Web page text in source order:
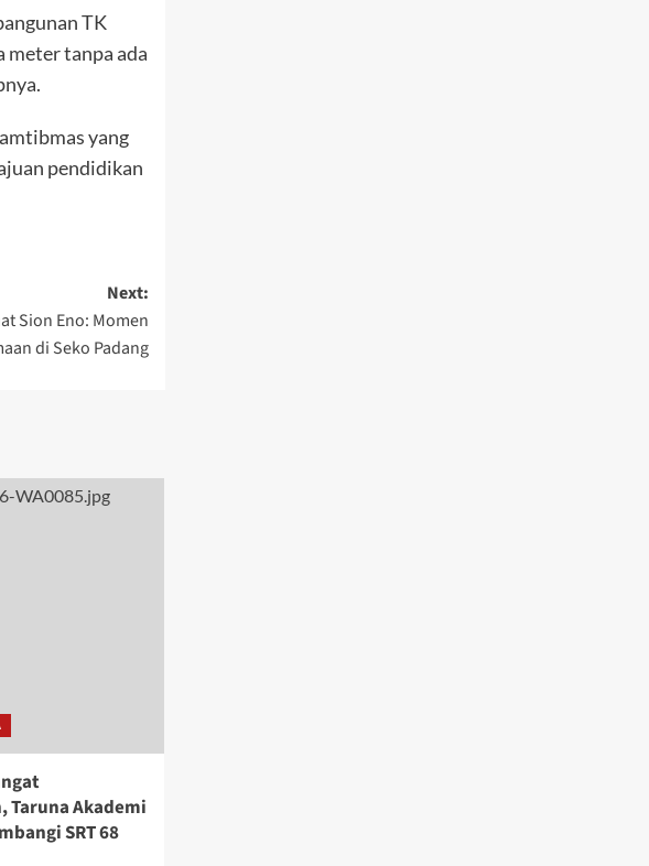
TK
meter tanpa ada
yang
pendidikan
Next:
Sion Eno: Momen
di Seko Padang
Taruna Akademi
SRT 68